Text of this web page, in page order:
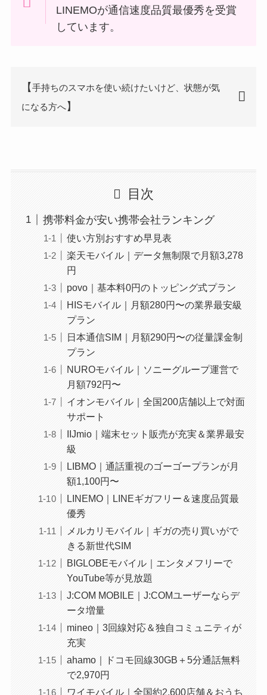
LINEMOが通信速度品質最優秀を受賞
しています。
【手持ちのスマホを使い続けたいけど、状態が気
になる方へ】
目次
携帯料金が安い携帯会社ランキング
使い方別おすすめ早見表
楽天モバイル｜データ無制限で月額3,278
円
povo｜基本料0円のトッピング式プラン
HISモバイル｜月額280円〜の業界最安級
プラン
日本通信SIM｜月額290円〜の従量課金制
プラン
NUROモバイル｜ソニーグループ運営で
月額792円〜
イオンモバイル｜全国200店舗以上で対面
サポート
IIJmio｜端末セット販売が充実＆業界最安
級
LIBMO｜通話重視のゴーゴープランが月
額1,100円〜
LINEMO｜LINEギガフリー＆速度品質最
優秀
メルカリモバイル｜ギガの売り買いがで
きる新世代SIM
BIGLOBEモバイル｜エンタメフリーで
YouTube等が見放題
J:COM MOBILE｜J:COMユーザーならデ
ータ増量
mineo｜3回線対応＆独自コミュニティが
充実
ahamo｜ドコモ回線30GB＋5分通話無料
で2,970円
ワイモバイル｜全国約2,600店舗＆おうち